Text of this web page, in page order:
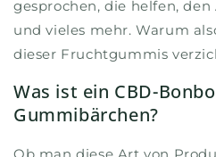
gesprochen, die helfen,
und vieles mehr. Warum
dieser Fruchtgummis
Was ist ein CBD-
Gummibärchen?